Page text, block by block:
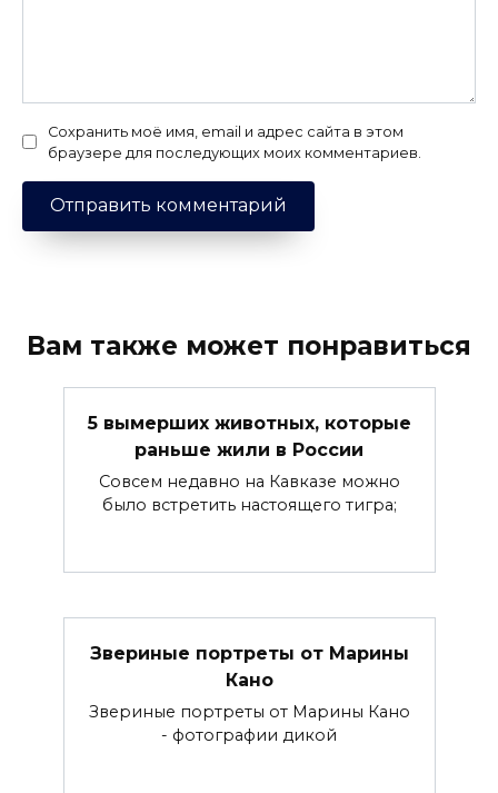
Сохранить моё имя, email и адрес сайта в этом
браузере для последующих моих комментариев.
Вам также может понравиться
5 вымерших животных, которые
раньше жили в России
Совсем недавно на Кавказе можно
было встретить настоящего тигра;
Звериные портреты от Марины
Кано
Звериные портреты от Марины Кано
- фотографии дикой